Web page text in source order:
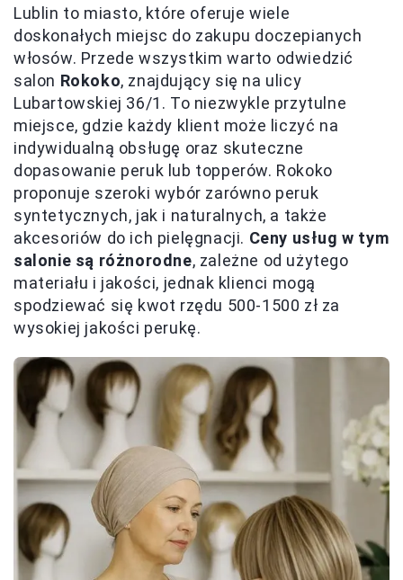
Lublin to miasto, które oferuje wiele
doskonałych miejsc do zakupu doczepianych
włosów. Przede wszystkim warto odwiedzić
salon Rokoko, znajdujący się na ulicy
Lubartowskiej 36/1. To niezwykle przytulne
miejsce, gdzie każdy klient może liczyć na
indywidualną obsługę oraz skuteczne
dopasowanie peruk lub topperów. Rokoko
proponuje szeroki wybór zarówno peruk
syntetycznych, jak i naturalnych, a także
akcesoriów do ich pielęgnacji. Ceny usług w tym
salonie są różnorodne, zależne od użytego
materiału i jakości, jednak klienci mogą
spodziewać się kwot rzędu 500-1500 zł za
wysokiej jakości perukę.